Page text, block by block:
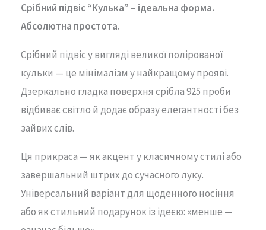
Срібний підвіс “Кулька” – ідеальна форма.
Абсолютна простота.
Срібний підвіс у вигляді великої полірованої
кульки — це мінімалізм у найкращому прояві.
Дзеркально гладка поверхня срібла 925 проби
відбиває світло й додає образу елегантності без
зайвих слів.
Ця прикраса — як акцент у класичному стилі або
завершальний штрих до сучасного луку.
Універсальний варіант для щоденного носіння
або як стильний подарунок із ідеєю: «менше —